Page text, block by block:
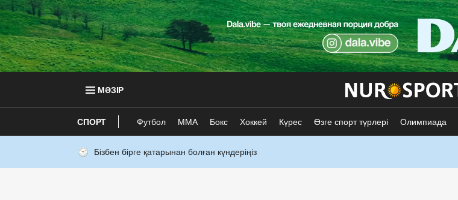
МӘЗІР
СПОРТ Футбол ММА Бокс Хоккей Күрес Өзге спорт түрлері Олимпиада
Бізбен бірге қатарынан болған күндеріңіз